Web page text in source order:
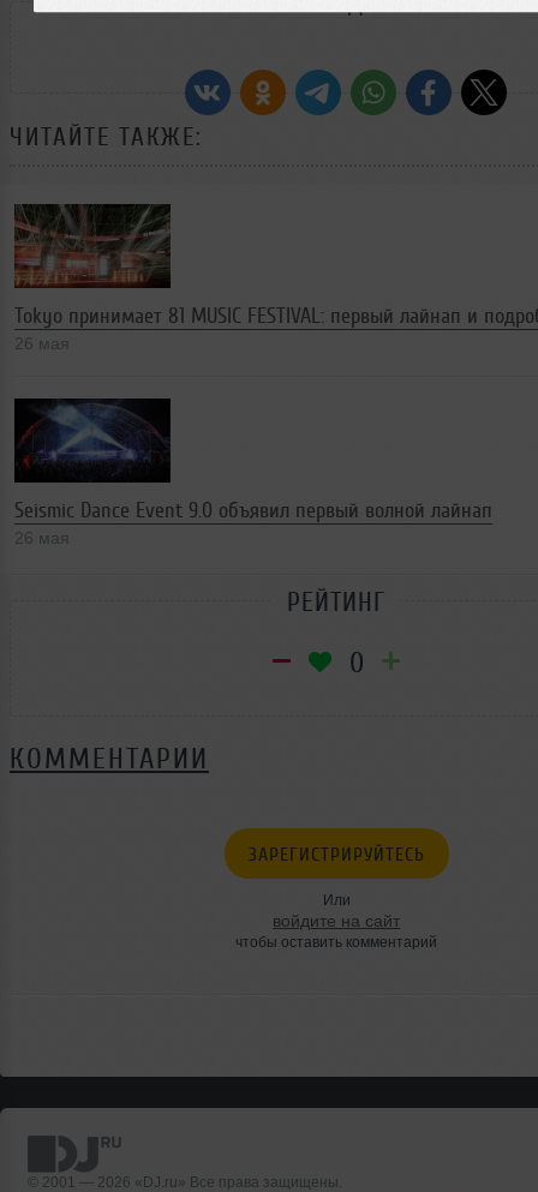
ЧИТАЙТЕ ТАКЖЕ:
Tokyo принимает 81 MUSIC FESTIVAL: первый лайнап и
26 мая
Seismic Dance Event 9.0 объявил первый волнoй лайнап
26 мая
РЕЙТИНГ
0
КОММЕНТАРИИ
ЗАРЕГИСТРИРУЙТЕСЬ
Или
войдите на сайт
чтобы оставить комментарий
© 2001 — 2026 «DJ.ru» Все права защищены.